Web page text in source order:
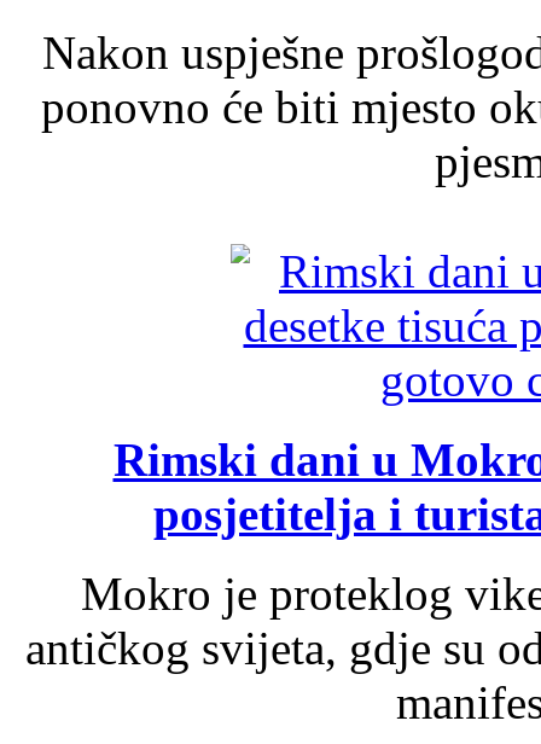
Nakon uspješne
ponovno će biti mjesto
Rimski dani u
posjetitelja i
Mokro je proteklog
antičkog svijeta, gdje su